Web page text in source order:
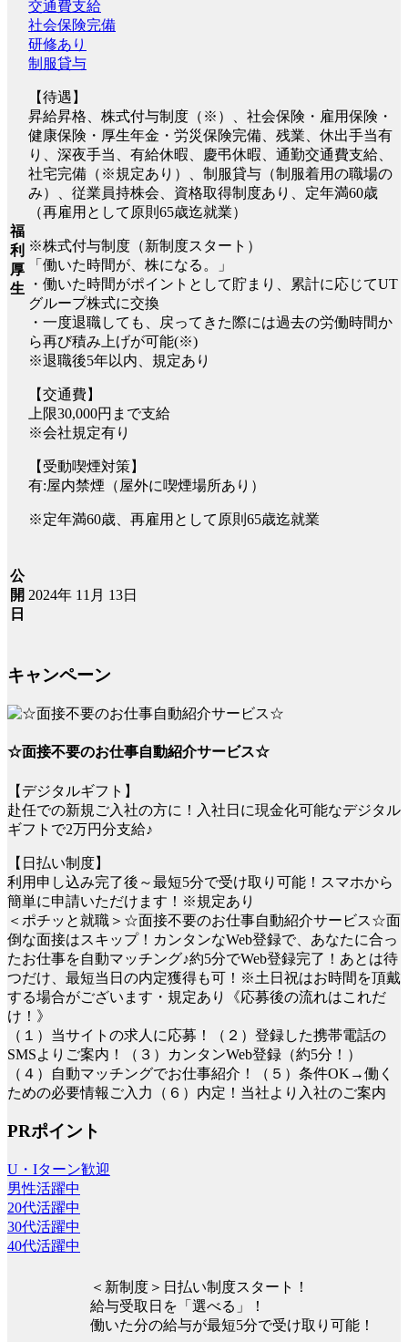
福
利
厚
生
交通費支給
社会保険完備
研修あり
制服貸与
【待遇】
昇給昇格、株式付与制度（※）、社会保険・雇用保険・
健康保険・厚生年金・労災保険完備、残業、休出手当有
り、深夜手当、有給休暇、慶弔休暇、通勤交通費支給、
社宅完備（※規定あり）、制服貸与（制服着用の職場の
み）、従業員持株会、資格取得制度あり、定年満60歳
（再雇用として原則65歳迄就業）
※株式付与制度（新制度スタート）
「働いた時間が、株になる。」
・働いた時間がポイントとして貯まり、累計に応じてUT
グループ株式に交換
・一度退職しても、戻ってきた際には過去の労働時間か
ら再び積み上げが可能(※)
※退職後5年以内、規定あり
【交通費】
上限30,000円まで支給
※会社規定有り
【受動喫煙対策】
有:屋内禁煙（屋外に喫煙場所あり）
※定年満60歳、再雇用として原則65歳迄就業
公
開
日
2024年 11月 13日
キャンペーン
☆面接不要のお仕事自動紹介サービス☆
【デジタルギフト】
赴任での新規ご入社の方に！入社日に現金化可能なデジタル
ギフトで2万円分支給♪
【日払い制度】
利用申し込み完了後～最短5分で受け取り可能！スマホから
簡単に申請いただけます！※規定あり
＜ポチッと就職＞☆面接不要のお仕事自動紹介サービス☆面
倒な面接はスキップ！カンタンなWeb登録で、あなたに合っ
たお仕事を自動マッチング♪約5分でWeb登録完了！あとは待
つだけ、最短当日の内定獲得も可！※土日祝はお時間を頂戴
する場合がございます・規定あり《応募後の流れはこれだ
け！》
（１）当サイトの求人に応募！（２）登録した携帯電話の
SMSよりご案内！（３）カンタンWeb登録（約5分！）
（４）自動マッチングでお仕事紹介！（５）条件OK→働く
ための必要情報ご入力（６）内定！当社より入社のご案内
PRポイント
U・Iターン歓迎
男性活躍中
20代活躍中
30代活躍中
40代活躍中
＜新制度＞日払い制度スタート！
給与受取日を「選べる」！
働いた分の給与が最短5分で受け取り可能！